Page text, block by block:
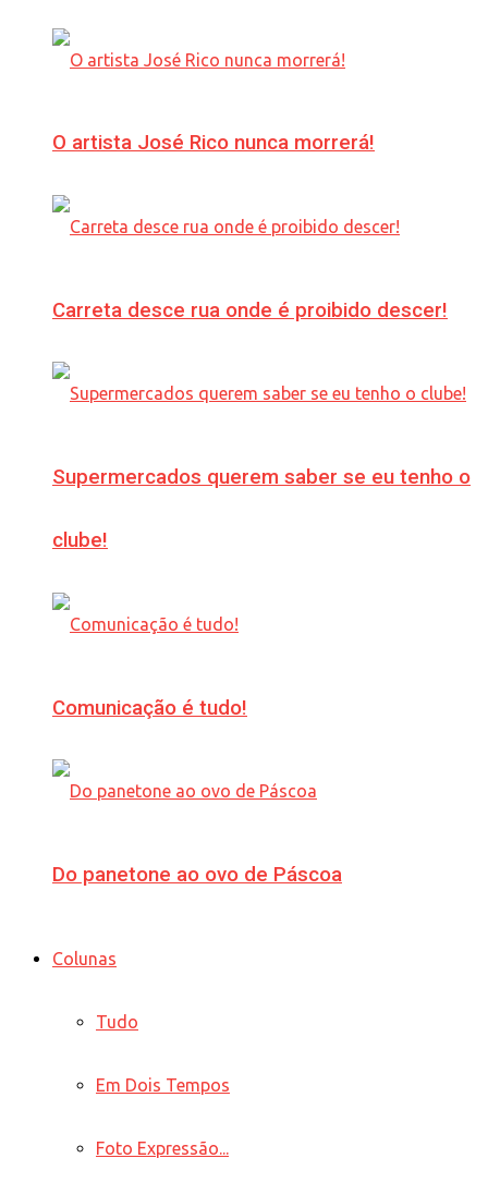
O artista José Rico nunca morrerá!
Carreta desce rua onde é proibido descer!
Supermercados querem saber se eu tenho o
clube!
Comunicação é tudo!
Do panetone ao ovo de Páscoa
Colunas
Tudo
Em Dois Tempos
Foto Expressão...